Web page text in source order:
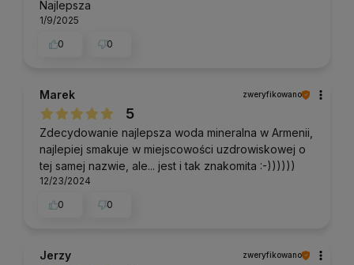
Najlepsza
1/9/2025
0
0
Marek zweryfikowano
5
Zdecydowanie najlepsza woda mineralna w Armenii,
najlepiej smakuje w miejscowości uzdrowiskowej o
tej samej nazwie, ale... jest i tak znakomita :-))))))
12/23/2024
0
0
Jerzy zweryfikowano